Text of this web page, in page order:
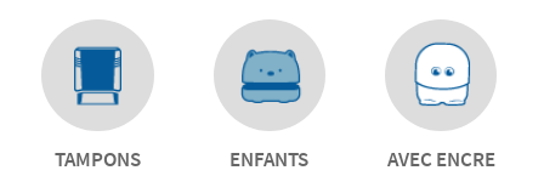
TAMPONS ENFANTS
AVEC ENCRE